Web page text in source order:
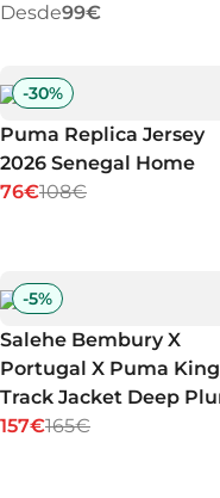
Desde99€
-30%
Puma Replica Jersey
2026 Senegal Home
76€108€
-5%
Salehe Bembury X
Portugal X Puma King
Track Jacket Deep
157€165€